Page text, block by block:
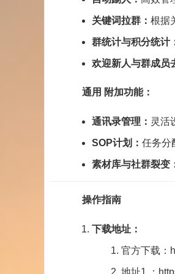
关键词拉群： 根据
群统计与积分统计
欢迎新人与群成员
通用 附加功能：
通讯录管理 ： 灵活
SOP计划： 任务分
素材库与社群裂变
操作指南
下载地址：
官方下载：